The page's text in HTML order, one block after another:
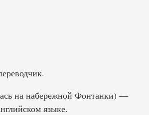
на набережной Фонтанки) —
языке.